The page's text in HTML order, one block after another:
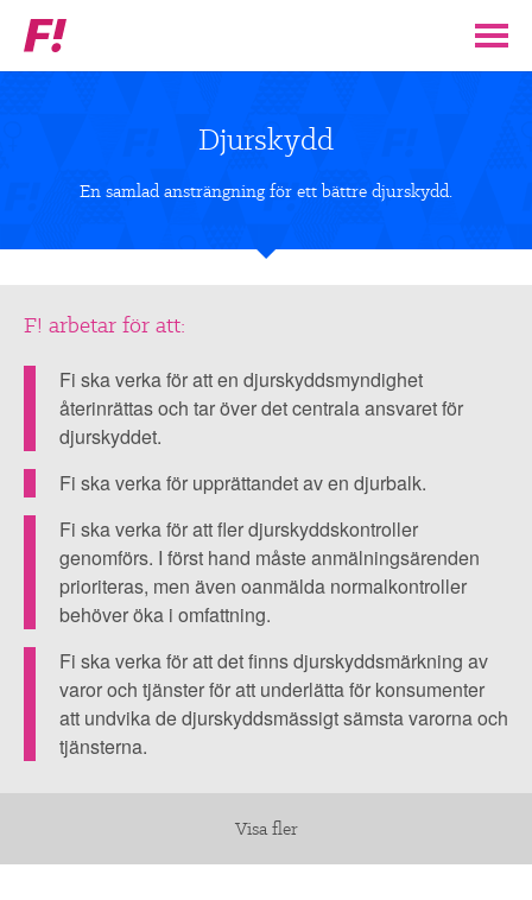
Feministiskt
initiativ
BLI MEDLEM
ENGAGERA DIG I F!
ENAD RÖST
OM FI ▼
FÖR MEDLEMMAR ▼
Djurskydd
En samlad ansträngning för ett bättre djurskydd.
En
samlad
ansträngning
ett
bättre
djurskydd.
F! arbetar för att:
Fi ska verka för att en djurskyddsmyndighet
återinrättas och tar över det centrala ansvaret för
djurskyddet.
Fi ska verka för upprättandet av en djurbalk.
Fi ska verka för att fler djurskyddskontroller
genomförs. I först hand måste anmälningsärenden
prioriteras, men även oanmälda normalkontroller
behöver öka i omfattning.
Fi ska verka för att det finns djurskyddsmärkning av
varor och tjänster för att underlätta för konsumenter
att undvika de djurskyddsmässigt sämsta varorna och
tjänsterna.
Visa fler